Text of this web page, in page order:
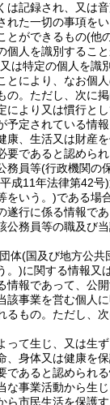
は記録され、又は
れた一切の事項を
とができるもの(他
個人を識別するこ
又は特定の個人を識
とにより、なお個
。 ただし、次に
により又は慣行と
予定されている情報
康、生活又は財産
要であると認めら
務員等(行政機関の
成11年法律第42号)
をいう。)である場
遂行に係る情報で
公務員等の職及び
体(国及び地方公共
。)に関する情報又
情報であって、公開
該事業を営む個人
るもの。 ただし、
って生じ、又は生
、身体又は健康を
であると認められ
な事業活動から生
ら市民生活を保護